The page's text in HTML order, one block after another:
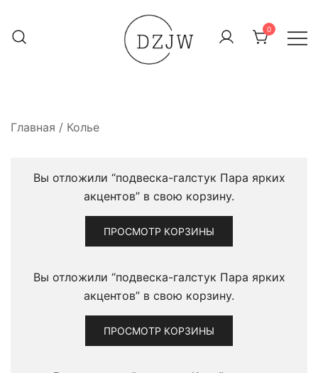
содержимому
0
Главная / Колье
ПРОСМОТР КОРЗИНЫ
Вы отложили “подвеска-галстук Пара ярких
акцентов” в свою корзину.
ПРОСМОТР КОРЗИНЫ
Вы отложили “подвеска-галстук Пара ярких
акцентов” в свою корзину.